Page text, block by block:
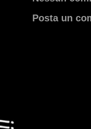
Posta un